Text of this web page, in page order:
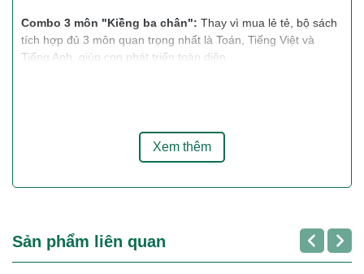
Combo 3 môn "Kiềng ba chân": Thay vì mua lẻ tẻ, bộ sách
tích hợp đủ 3 môn quan trọng nhất là Toán, Tiếng Việt và
Tiếng Anh, giúp con phát triển toàn diện.
Công nghệ đáp án QR Code: Ba mẹ không còn đau đầu vì
sách, toàn bộ đáp án chi tiết sẽ hiện ra để đối chiếu.
gia nhóm hỗ trợ để giải đáp mọi thắc mắc về bài tập – một
đặc quyền mà rất ít nhà sách làm được.
Xem thêm
Sản phẩm liên quan